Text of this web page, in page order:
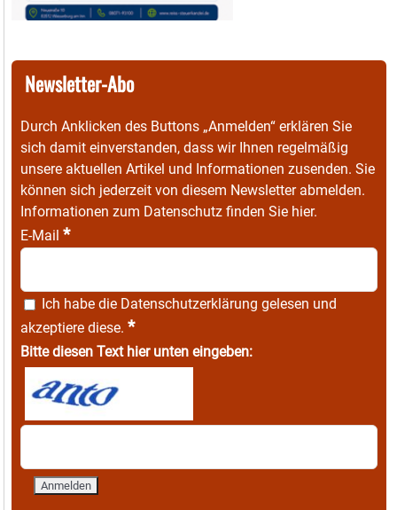
Newsletter-Abo
Durch Anklicken des Buttons „Anmelden“ erklären Sie
sich damit einverstanden, dass wir Ihnen regelmäßig
unsere aktuellen Artikel und Informationen zusenden. Sie
können sich jederzeit von diesem Newsletter abmelden.
Informationen zum Datenschutz finden Sie hier.
E-Mail *
Ich habe die Datenschutzerklärung gelesen und
akzeptiere diese. *
Bitte diesen Text hier unten eingeben: